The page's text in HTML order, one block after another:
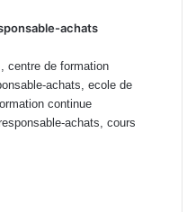
achats
centre de formation
achats, ecole de
continue
achats, cours